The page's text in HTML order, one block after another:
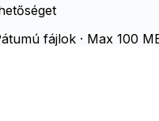
fájlok · Max 100